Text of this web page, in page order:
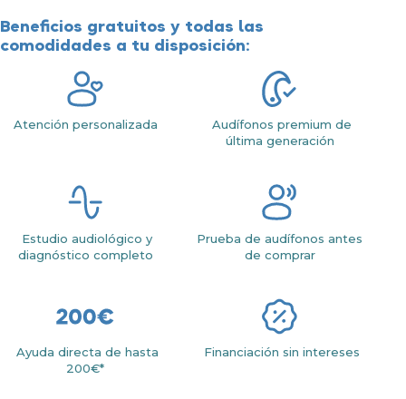
Beneficios gratuitos y todas las
comodidades a tu disposición:
Atención personalizada
Audífonos premium de
última generación
Estudio audiológico y
diagnóstico completo
Prueba de audífonos antes
de comprar
Ayuda directa de hasta
200€*
Financiación sin intereses